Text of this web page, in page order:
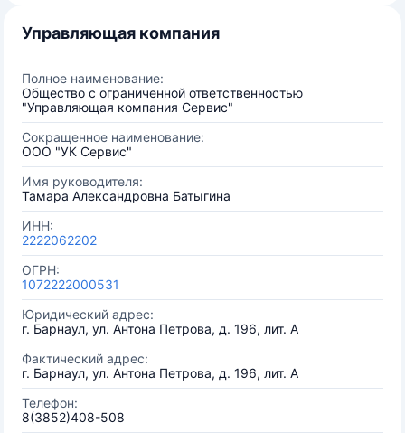
Управляющая компания
Полное наименование:
Общество с ограниченной ответственностью
"Управляющая компания Сервис"
Сокращенное наименование:
ООО "УК Сервис"
Имя руководителя:
Тамара Александровна Батыгина
ИНН:
2222062202
ОГРН:
1072222000531
Юридический адрес:
г. Барнаул, ул. Антона Петрова, д. 196, лит. А
Фактический адрес:
г. Барнаул, ул. Антона Петрова, д. 196, лит. А
Телефон:
8(3852)408-508